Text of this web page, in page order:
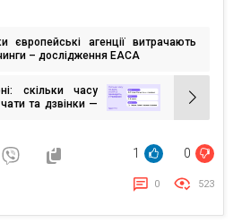
європейські агенції витрачають
– дослідження EACA
скільки часу
та дзвінки —
1 0
0 523